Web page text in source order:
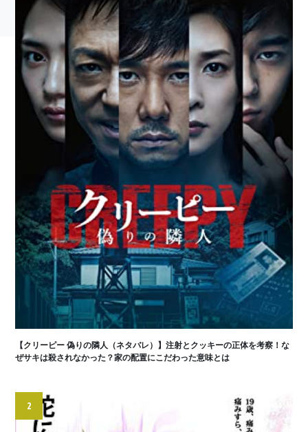
【クリーピー 偽りの隣人（ネタバレ）】注射とクッキーの正体を考察！な
ぜサキは殺されなかった？家の配置にこだわった意味とは
2